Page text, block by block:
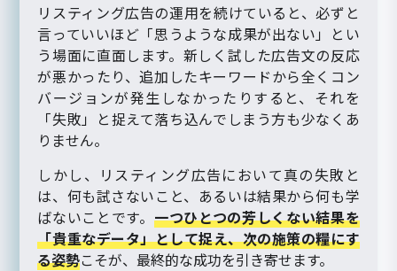
リスティング広告の運用を続けていると、必ずと
言っていいほど「思うような成果が出ない」とい
う場面に直面します。新しく試した広告文の反応
が悪かったり、追加したキーワードから全くコン
バージョンが発生しなかったりすると、それを
「失敗」と捉えて落ち込んでしまう方も少なくあ
りません。
しかし、リスティング広告において真の失敗と
は、何も試さないこと、あるいは結果から何も学
ばないことです。 一つひとつの芳しくない結果を
「貴重なデータ」として捉え、次の施策の糧にす
る姿勢こそが、最終的な成功を引き寄せます。